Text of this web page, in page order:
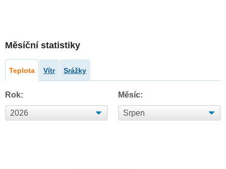
Měsíční statistiky
Teplota Vítr Srážky
Rok: Měsíc: